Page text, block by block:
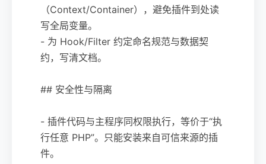
（Context/Container），避免插件到处读
写全局变量。
- 为 Hook/Filter 约定命名规范与数据契
约，写清文档。
## 安全性与隔离
- 插件代码与主程序同权限执行，等价于“执
行任意 PHP”。只能安装来自可信来源的插
件。